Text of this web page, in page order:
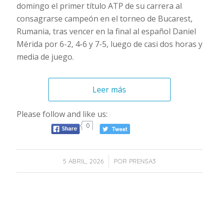
domingo el primer título ATP de su carrera al
consagrarse campeón en el torneo de Bucarest,
Rumania, tras vencer en la final al español Daniel
Mérida por 6-2, 4-6 y 7-5, luego de casi dos horas y
media de juego.
Leer más
Please follow and like us:
0
5 ABRIL, 2026
/ POR PRENSA3